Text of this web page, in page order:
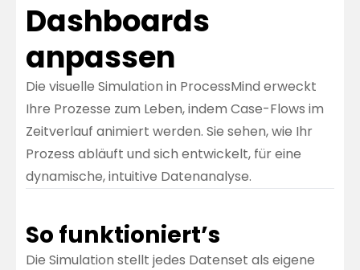
Dashboards
anpassen
Die visuelle Simulation in ProcessMind erweckt
Ihre Prozesse zum Leben, indem Case-Flows im
Zeitverlauf animiert werden. Sie sehen, wie Ihr
Prozess abläuft und sich entwickelt, für eine
dynamische, intuitive Datenanalyse.
So funktioniert’s
Die Simulation stellt jedes Datenset als eigene